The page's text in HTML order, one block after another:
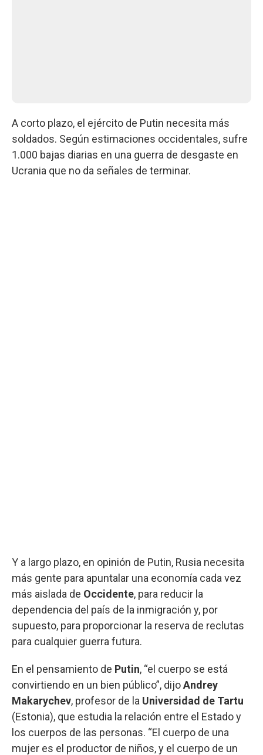
A corto plazo, el ejército de Putin necesita más
soldados. Según estimaciones occidentales, sufre
1.000 bajas diarias en una guerra de desgaste en
Ucrania que no da señales de terminar.
Y a largo plazo, en opinión de Putin, Rusia necesita
más gente para apuntalar una economía cada vez
más aislada de Occidente, para reducir la
dependencia del país de la inmigración y, por
supuesto, para proporcionar la reserva de reclutas
para cualquier guerra futura.
En el pensamiento de Putin, “el cuerpo se está
convirtiendo en un bien público”, dijoAndrey
Makarychev, profesor de la Universidad de Tartu
(Estonia), que estudia la relación entre el Estado y
los cuerpos de las personas. “El cuerpo de una
mujer es el productor de niños, y el cuerpo de un